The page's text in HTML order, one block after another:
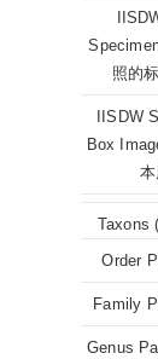
照的
IISDW
Box
Taxons
Order
Family
Genus